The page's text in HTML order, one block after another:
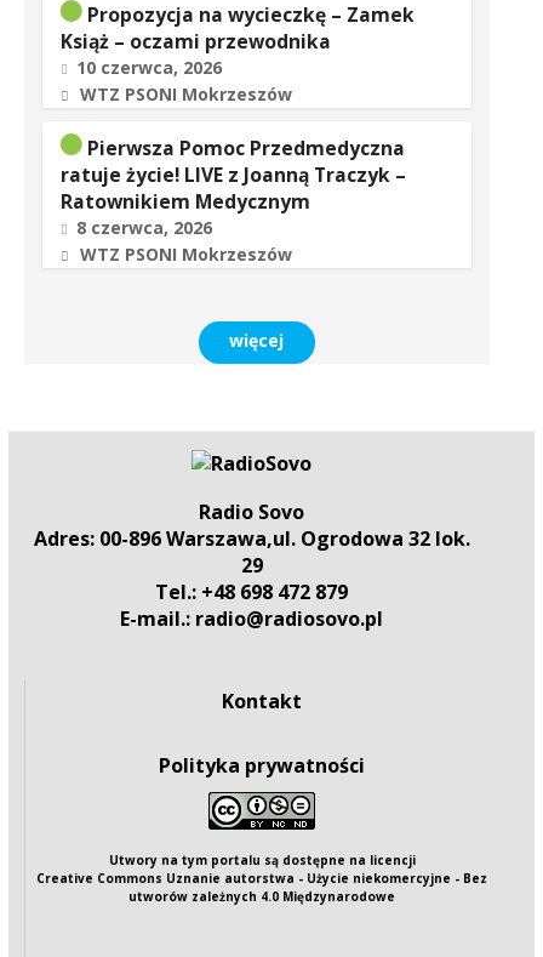
Propozycja na wycieczkę – Zamek
Książ – oczami przewodnika
10 czerwca, 2026
WTZ PSONI Mokrzeszów
Pierwsza Pomoc Przedmedyczna
ratuje życie! LIVE z Joanną Traczyk –
Ratownikiem Medycznym
8 czerwca, 2026
WTZ PSONI Mokrzeszów
więcej
Radio Sovo
Adres: 00-896 Warszawa,ul. Ogrodowa 32 lok.
29
Tel.: +48 698 472 879
E-mail.: radio@radiosovo.pl
Kontakt
Polityka prywatności
Utwory na tym portalu są dostępne na licencji
Creative Commons Uznanie autorstwa - Użycie niekomercyjne - Bez
utworów zależnych 4.0 Międzynarodowe